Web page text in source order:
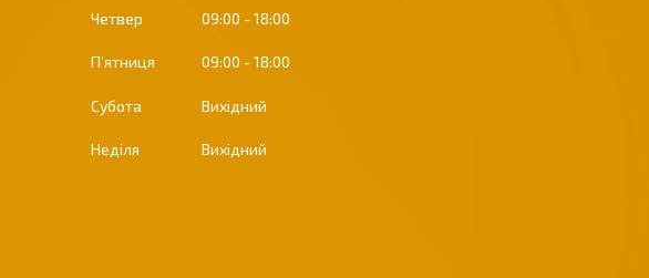
Четвер 09:00 18:00
Пʼятниця 09:00 18:00
Субота Вихідний
Неділя Вихідний